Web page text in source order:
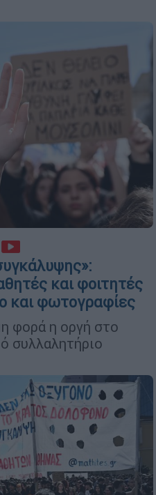
και φοιτητές
και φωτογραφίες
φορά η οργή στο
συλλαλητήριο